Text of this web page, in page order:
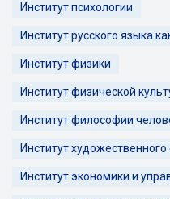
Институт психологии
Институт русского языка
Институт физики
Институт физической
Институт философии
Институт
Институт экономики и